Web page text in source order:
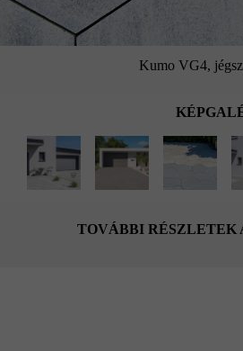
Kumo VG4,
TOVÁBBI RÉSZLETEK